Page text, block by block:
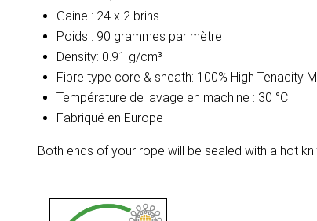
Gaine : 24 x 2 brins
Poids : 90 grammes par mètre
Density: 0.91 g/cm³
Fibre type core & sheath: 100% High Tenacity
Température de lavage en machine : 30 °C
Fabriqué en Europe
Both ends of your rope will be sealed with a hot